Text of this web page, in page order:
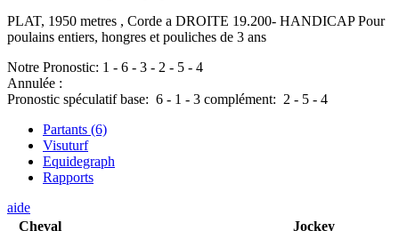
PLAT, 1950 metres , Corde a DROITE 19.200- HANDICAP Pour
poulains entiers, hongres et pouliches de 3 ans
Notre Pronostic: 1 - 6 - 3 - 2 - 5 - 4
Annulée :
Pronostic spéculatif base: 6 - 1 - 3 complément: 2 - 5 - 4
Partants (6)
Visuturf
Equidegraph
Rapports
aide
Cheval
Jockey